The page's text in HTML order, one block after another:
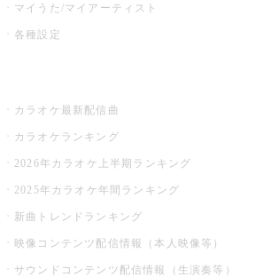
マイうた/マイアーティスト
各種設定
カラオケ最新配信曲
カラオケランキング
2026年カラオケ上半期ランキング
2025年カラオケ年間ランキング
新曲トレンドランキング
映像コンテンツ配信情報（本人映像等）
サウンドコンテンツ配信情報（生演奏等）